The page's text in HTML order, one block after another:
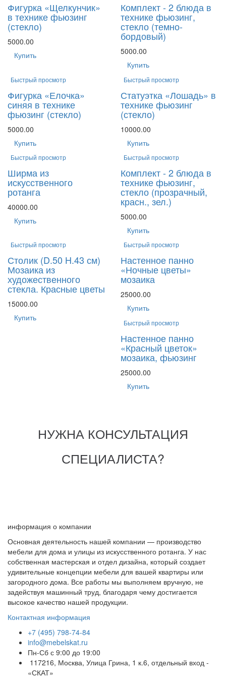
Фигурка «Щелкунчик»
в технике фьюзинг
(стекло)
5000.00
Купить
Комплект - 2 блюда в
технике фьюзинг,
стекло (темно-
бордовый)
5000.00
Купить
Быстрый просмотр
Фигурка «Елочка»
синяя в технике
фьюзинг (стекло)
5000.00
Купить
Быстрый просмотр
Статуэтка «Лошадь» в
технике фьюзинг
(стекло)
10000.00
Купить
Быстрый просмотр
Ширма из
искусственного
ротанга
40000.00
Купить
Быстрый просмотр
Комплект - 2 блюда в
технике фьюзинг,
стекло (прозрачный,
красн., зел.)
5000.00
Купить
Быстрый просмотр
Столик (D.50 H.43 см)
Мозаика из
художественного
стекла. Красные цветы
15000.00
Купить
Быстрый просмотр
Настенное панно
«Ночные цветы»
мозаика
25000.00
Купить
Быстрый просмотр
Настенное панно
«Красный цветок»
мозаика, фьюзинг
25000.00
Купить
НУЖНА КОНСУЛЬТАЦИЯ
СПЕЦИАЛИСТА?
информация о компании
Основная деятельность нашей компании — производство
мебели для дома и улицы из искусственного ротанга. У нас
собственная мастерская и отдел дизайна, который создает
удивительные концепции мебели для вашей квартиры или
загородного дома. Все работы мы выполняем вручную, не
задействуя машинный труд, благодаря чему достигается
высокое качество нашей продукции.
Контактная информация
+7 (495) 798-74-84
info@mebelskat.ru
Пн-Сб с 9:00 до 19:00
117216, Москва, Улица Грина, 1 к.6, отдельный вход -
«СКАТ»